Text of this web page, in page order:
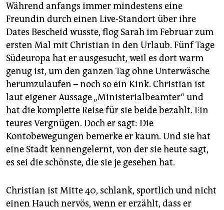
Während anfangs immer mindestens eine
Freundin durch einen Live-Standort über ihre
Dates Bescheid wusste, flog Sarah im Februar zum
ersten Mal mit Christian in den Urlaub. Fünf Tage
Südeuropa hat er ausgesucht, weil es dort warm
genug ist, um den ganzen Tag ohne Unterwäsche
herumzulaufen – noch so ein Kink. Christian ist
laut eigener Aussage „Ministerial­beamter“ und
hat die komplette Reise für sie beide bezahlt. Ein
teures Vergnügen. Doch er sagt: Die
Kontobewegungen bemerke er kaum. Und sie hat
eine Stadt kennengelernt, von der sie heute sagt,
es sei die schönste, die sie je gesehen hat.
Christian ist Mitte 40, schlank, sportlich und nicht
einen Hauch nervös, wenn er erzählt, dass er